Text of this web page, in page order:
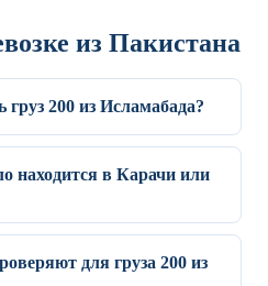
из Пакистана
200 из Исламабада?
находится в Карачи или
для груза 200 из